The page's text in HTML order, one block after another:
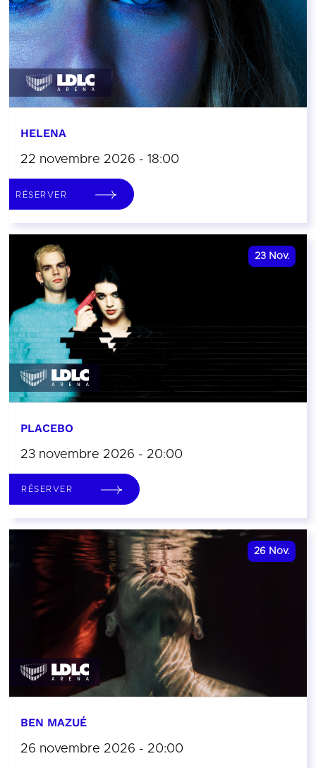
HELENA
22 novembre 2026 - 18:00
RÉSERVER
23 Nov.
PLACEBO
23 novembre 2026 - 20:00
RÉSERVER
26 Nov.
BEN MAZUÉ
26 novembre 2026 - 20:00